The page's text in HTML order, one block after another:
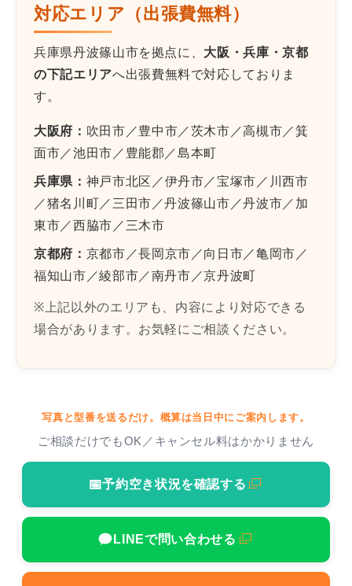
対応エリア（出張費無料）
兵庫県丹波篠山市を拠点に、 大阪・兵庫・京都
の下記エリアへ出張費無料で対応しておりま
す。
大阪府： 吹田市／豊中市／茨木市／高槻市／箕
面市／池田市／豊能郡／島本町
兵庫県： 神戸市北区／伊丹市／宝塚市／川西市
／猪名川町／三田市／丹波篠山市／丹波市／加
東市／西脇市／三木市
京都府： 京都市／長岡京市／向日市／亀岡市／
福知山市／綾部市／南丹市／京丹波町
※上記以外のエリアも、内容により対応できる
場合があります。お気軽にご相談ください。
写真と型番を送るだけ。概算は当日中にご案内します。
ご相談だけでもOK／キャンセル料はかかりません
📅予約空き状況を確認する
LINEで問い合わせる